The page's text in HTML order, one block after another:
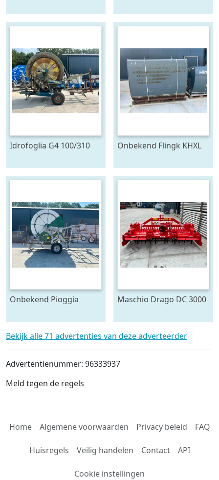
2026)
2025)
Idrofoglia G4 100/310
1996)
Onbekend Flingk KHXL
2018)
Onbekend Pioggia
beregenings haspel
Maschio Drago DC 3000
Bekijk alle 71 advertenties van deze adverteerder
Advertentienummer: 96333937
Meld tegen de regels
Home Algemene voorwaarden Privacy beleid FAQ
Huisregels Veilig handelen Contact API
Cookie instellingen